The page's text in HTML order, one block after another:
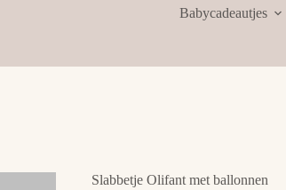
Babycadeautjes
Slabbetje Olifant met ballonnen